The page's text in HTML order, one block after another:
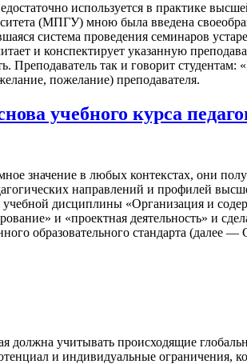
используется в практике
(МПГУ) мною была введена
система проведения семинаров
и конспектирует указанную
Преподаватель так и говорит
пожелание) преподавателя.
учебного курса
значение в любых контекстах, они
направлений и профилей
дисциплины «Организация и
и «проектная деятельность» и
образовательного стандарта (далее
должна учитывать происходящие
и индивидуальные ограничения,